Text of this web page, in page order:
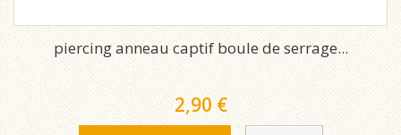
piercing anneau captif boule de serrage...
2,90 €